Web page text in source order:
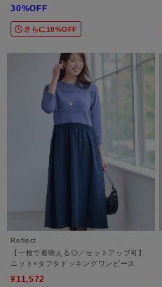
30%OFF
さらに10%OFF
Reflect
【一枚で着映える◎／セットアップ可】
ニット×タフタドッキングワンピース
¥11,572